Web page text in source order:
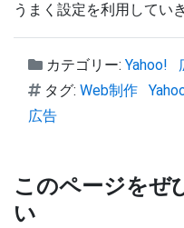
うまく設定を利用してい
カテゴリー: Yahoo!
タグ: Web制作
広告
このページをぜ
い